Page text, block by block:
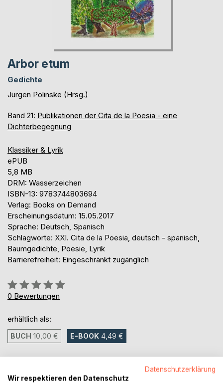
Arbor etum
Gedichte
Jürgen Polinske (Hrsg.)
Band 21: Publikationen der Cita de la Poesia - eine
Dichterbegegnung
Klassiker & Lyrik
ePUB
5,8 MB
DRM: Wasserzeichen
ISBN-13: 9783744803694
Verlag: Books on Demand
Erscheinungsdatum: 15.05.2017
Sprache: Deutsch, Spanisch
Schlagworte: XXI. Cita de la Poesia, deutsch - spanisch,
Baumgedichte, Poesie, Lyrik
Barrierefreiheit: Eingeschränkt zugänglich
Bewertung::
0%
0 Bewertungen
erhältlich als:
BUCH 10,00 € E-BOOK 4,49 €
inkl. MwSt.
Datenschutzerklärung
Wir respektieren den Datenschutz